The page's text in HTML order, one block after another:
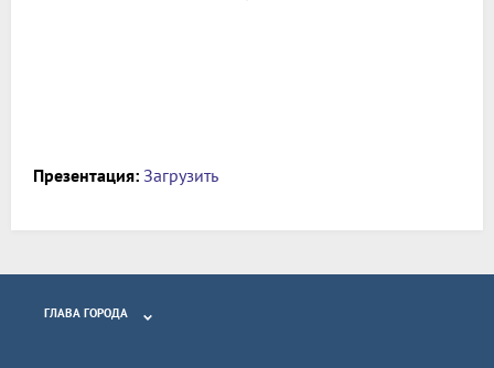
Презентация: Загрузить
ГЛАВА ГОРОДА